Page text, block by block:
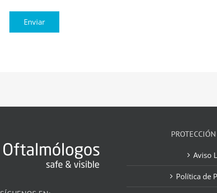
Cartagena, Murcia (España).
Los datos proceden del propio interesado.
Puede consultar información adicional y detallada sobre Protección de Datos aquí:
https://www.vistaoftalmologos.es/politica-de-privacidad/
Aviso
Política de